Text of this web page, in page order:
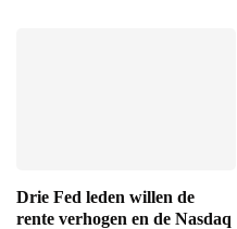
Drie Fed leden willen de
rente verhogen en de Nasdaq